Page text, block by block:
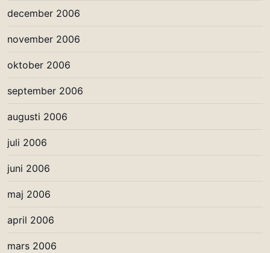
december 2006
november 2006
oktober 2006
september 2006
augusti 2006
juli 2006
juni 2006
maj 2006
april 2006
mars 2006